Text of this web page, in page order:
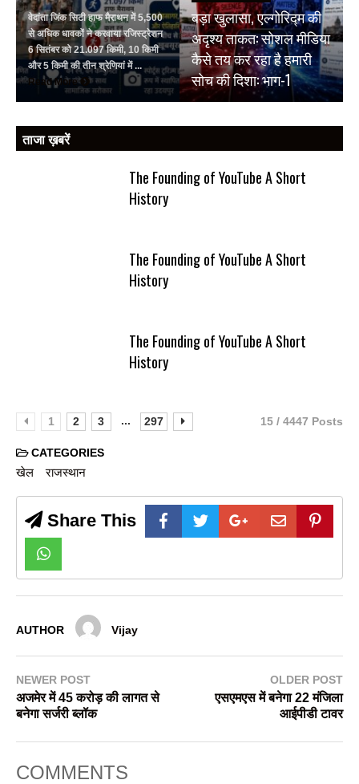
वेदांता जिंक सिटी हाफ मैराथन में 5,500
से अधिक धावकों ने करवाया रजिस्ट्रेशन
6 सितंबर को 21.097 किमी, 10 किमी
और 5 किमी की तीन श्रेणियां में ...
Read More
बड़ा खुलासा, एल्गोरिद्म की
अदृश्य ताकत: सोशल मीडिया
कैसे तय कर रहा है हमारी
सोच की दिशा: भाग-1
ताजा ख़बरें
The Founding of YouTube A Short
History
The Founding of YouTube A Short
History
The Founding of YouTube A Short
History
1 2 3 ... 297 15 / 4447 Posts
CATEGORIES
खेल राजस्थान
Share This
AUTHOR Vijay
NEWER POST
अजमेर में 45 करोड़ की लागत से
बनेगा सर्जरी ब्लॉक
OLDER POST
एसएमएस में बनेगा 22 मंजिला
आईपीडी टावर
COMMENTS